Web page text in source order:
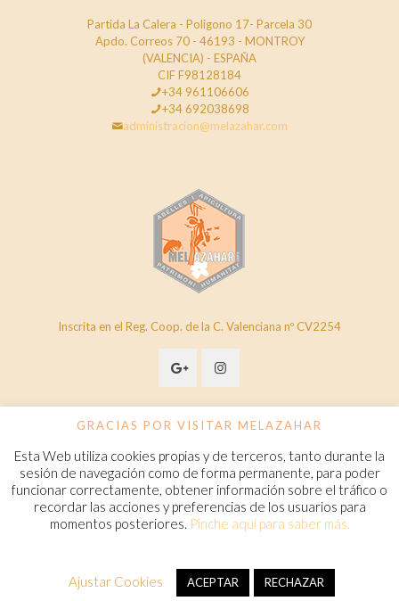
Partida La Calera - Poligono 17- Parcela 30
Apdo. Correos 70 - 46193 - MONTROY
(VALENCIA) - ESPAÑA
CIF F98128184
+34 961106606
+34 692038698
administracion@melazahar.com
Inscrita en el Reg. Coop. de la C. Valenciana nº CV2254
© 2020 Melazahar. All Rights Reserved.www.melazahar.com
Política de cookies
Condiciones Generales de Contratación
Aviso legal
GRACIAS POR VISITAR MELAZAHAR
Esta Web utiliza cookies propias y de terceros, tanto durante la
sesión de navegación como de forma permanente, para poder
funcionar correctamente, obtener información sobre el tráfico o
recordar las acciones y preferencias de los usuarios para
momentos posteriores. Pinche aquí para saber más.
Ajustar Cookies ACEPTAR RECHAZAR